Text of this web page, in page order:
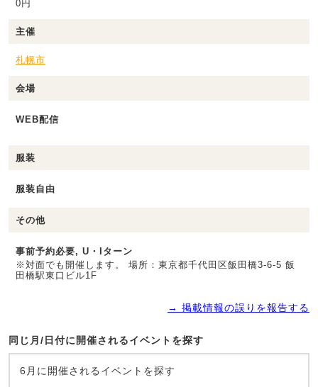
0円
主催
札幌市
会場
WEB配信
服装
服装自由
その他
事前予約必要, U・Iターン
※対面でも開催します。 場所：東京都千代田区飯田橋3-6-5 飯
田橋駅東口ビル1F
→ 掲載情報の誤りを報告する
同じ月/日付に開催されるイベントを探す
6月に開催されるイベントを探す